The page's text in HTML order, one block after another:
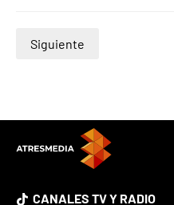
Siguiente
CANALES TV Y RADIO